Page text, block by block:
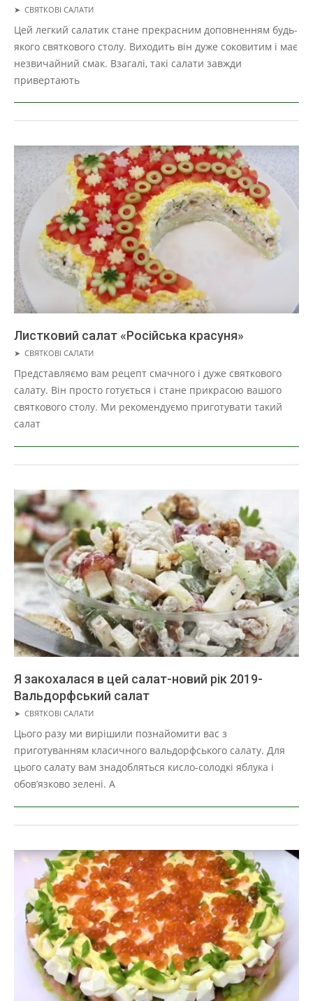
2019-
05-
01
➤ СВЯТКОВІ САЛАТИ
Цей легкий салатик стане прекрасним доповненням будь-
якого святкового столу. Виходить він дуже соковитим і має
незвичайний смак. Взагалі, такі салати завжди
привертають
Листковий салат «Російська красуня»
2019-
05-
01
➤ СВЯТКОВІ САЛАТИ
Представляємо вам рецепт смачного і дуже святкового
салату. Він просто готується і стане прикрасою вашого
святкового столу. Ми рекомендуємо приготувати такий
салат
Я закохалася в цей салат-новий рік 2019-
Вальдорфський салат
2019-
05-
01
➤ СВЯТКОВІ САЛАТИ
Цього разу ми вирішили познайомити вас з
приготуванням класичного вальдорфського салату. Для
цього салату вам знадобляться кисло-солодкі яблука і
обов’язково зелені. А